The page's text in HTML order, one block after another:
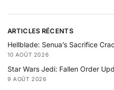
ARTICLES RÉCENTS
Hellblade: Senua’s Sacrifice
10 AOÛT 2026
Star Wars Jedi: Fallen Order
9 AOÛT 2026